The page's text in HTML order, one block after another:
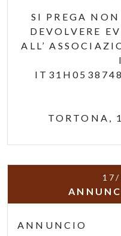
SI PREGA
DEVOLVERE
ALL’
TORTONA,
ANNUNCIO